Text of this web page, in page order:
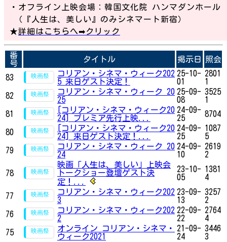
・オフライン上映会場：韓国文化院 ハンマダンホール
（『人生は、美しい』のみシネマート新宿）
★詳細はこちらへ➡クリック
番
号
タイトル 掲示日 照会
83
コリアン・シネマ・ウィーク202
5 来日ゲスト決定！
25-10-
01
2801
1
82
コリアン・シネマ・ウィーク 20
25
25-09-
08
3525
1
81
[コリアン・シネマ・ウィーク20
24] プレミア先行上映...
24-09-
25
8704
80
[コリアン・シネマ・ウィーク20
24] 来日ゲスト決定！...
24-09-
25
1087
5
79
コリアン・シネマ・ウィーク 20
24
24-09-
10
2619
2
78
映画「人生は、美しい」上映会
トークショー登壇ゲスト決
定！...
23-10-
05
1381
4
77
コリアン・シネマ・ウィーク202
3
23-09-
13
3257
2
76
コリアン・シネマ・ウィーク202
2
22-09-
22
2764
4
75
オンライン コリアン・シネマ・
ウィーク2021
21-09-
24
3446
3